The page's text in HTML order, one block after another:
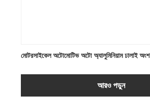
মোটরসাইকেল অটোমোটিভ অটো অ্যালুমিনিয়াম ঢালাই অংশ
আরও পড়ুন